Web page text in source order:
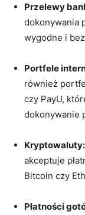
Przelewy
dokonywania
wygodne i
Portfele
również
czy PayU,
dokonywanie
Kryptowaluty:
akceptuje
Bitcoin czy
Płatności